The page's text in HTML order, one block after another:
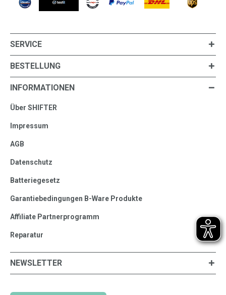
SERVICE
BESTELLUNG
INFORMATIONEN
Über SHIFTER
Impressum
AGB
Datenschutz
Batteriegesetz
Garantiebedingungen B-Ware Produkte
Affiliate Partnerprogramm
Reparatur
NEWSLETTER